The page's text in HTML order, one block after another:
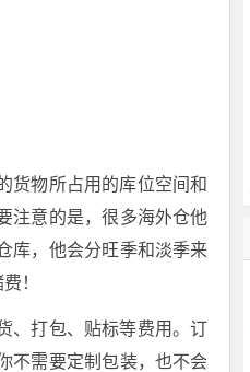
货物所占用的库位空间和
注意的是，很多海外仓他
库，他会分旺季和淡季来
！
、打包、贴标等费用。订
不需要定制包装，也不会